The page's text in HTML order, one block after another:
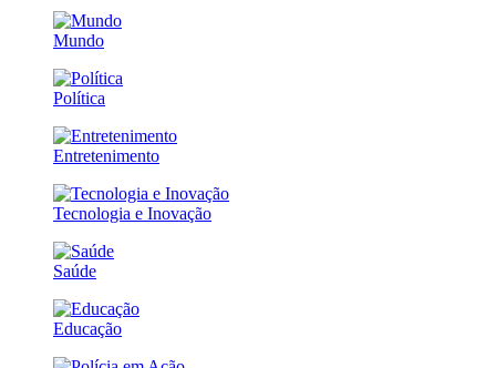
Mundo
Política
Entretenimento
Tecnologia e Inovação
Saúde
Educação